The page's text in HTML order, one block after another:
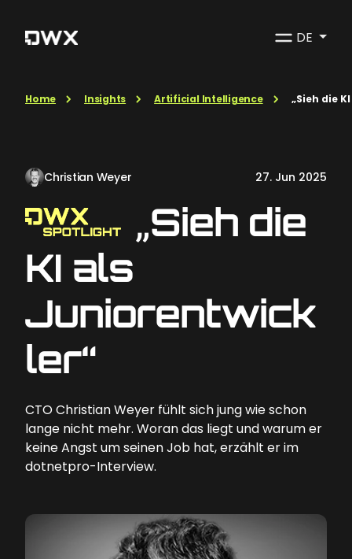
DE
Home Insights Artificial Intelligence „Sieh die
Christian Weyer 27. Jun 2025
„Sieh die
KI als
Juniorentwick
ler“
CTO Christian Weyer fühlt sich jung wie schon
lange nicht mehr. Woran das liegt und warum er
keine Angst um seinen Job hat, erzählt er im
dotnetpro-Interview.